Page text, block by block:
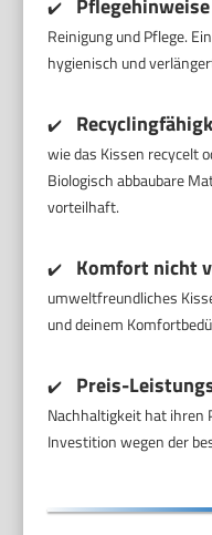
✔️
Reinigung und Pflege.
hygienisch und
✔️
wie das Kissen recycelt
Biologisch abbaubare
vorteilhaft.
✔️ Komfort nicht
umweltfreundliches
und deinem
✔️ Preis-
Nachhaltigkeit hat ihren
Investition wegen der